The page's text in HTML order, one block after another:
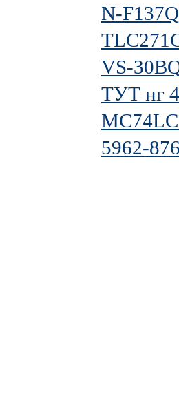
N-F137Q
VS-
ТУТ нг
5962-